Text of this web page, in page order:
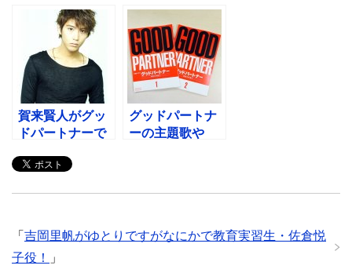
め！感想視聴率
も随時更新！
の原作あらす
じ！いつから放
送？
賀来賢人がグッ
ドパートナーで
海優作役！役柄
グッドパートナ
ーの主題歌や
「 吉岡里帆がゆとりですがなにかで教育実習生・佐倉悦
子役！
」